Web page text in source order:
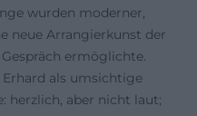
wurden moderner,
neue Arrangierkunst der
ermöglichte.
als umsichtige
herzlich, aber nicht laut;